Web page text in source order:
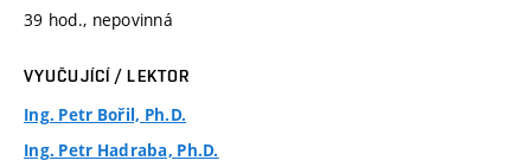
39 hod., nepovinná
VYUČUJÍCÍ / LEKTOR
Ing. Petr Bořil, Ph.D.
Ing. Petr Hadraba, Ph.D.